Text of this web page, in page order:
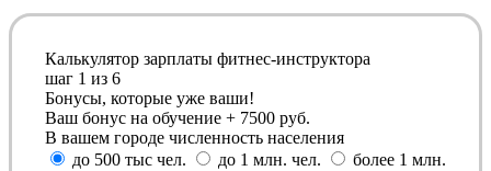
Калькулятор зарплаты фитнес-инструктора
шаг 1 из 6
Бонусы, которые уже ваши!
Ваш бонус на обучение + 7500 руб.
В вашем городе численность населения
до 500 тыс чел.
до 1 млн. чел.
более 1 млн.